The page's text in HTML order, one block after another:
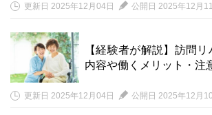
更新日 2025年12月04日 公開日 2025年12月
【経験者が解説】訪問
内容や働くメリット・注
更新日 2025年12月04日 公開日 2025年12月